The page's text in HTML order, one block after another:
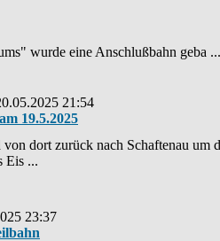
wurde eine Anschlußbahn geba ...
21:54
19.5.2025
dort zurück nach Schaftenau um
Eis ...
23:37